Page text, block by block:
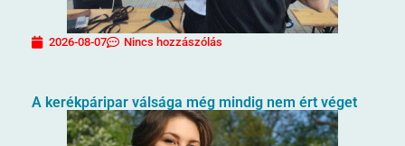
2026-08-07 Nincs hozzászólás
A kerékpáripar válsága még mindig nem ért véget